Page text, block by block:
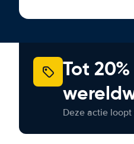
Tot
Deze actie loopt